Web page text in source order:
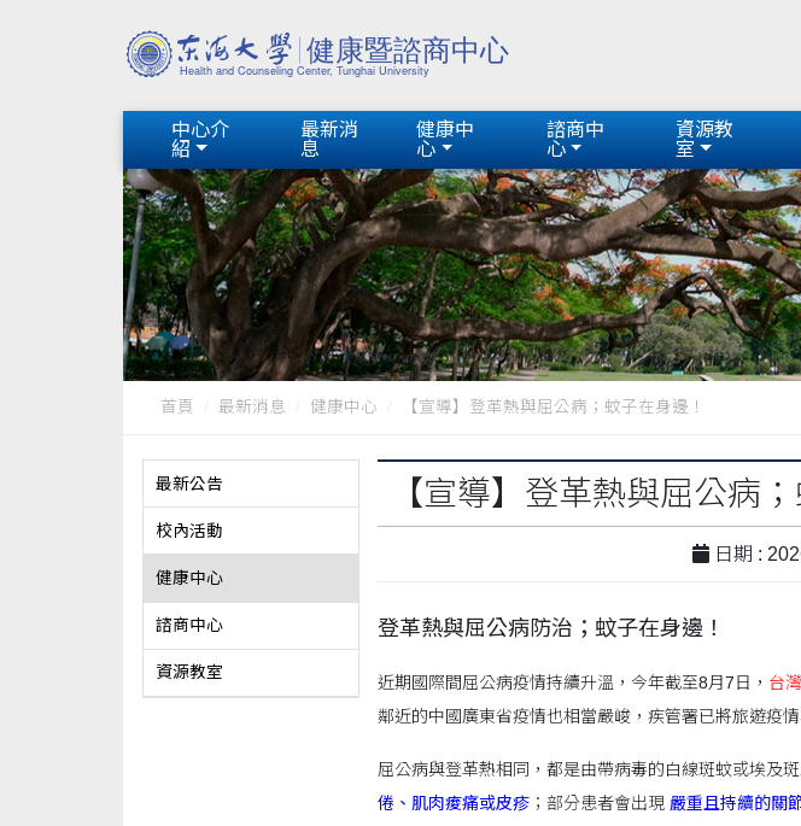
中心介
紹
最新消
息
健康中
心
諮商中
心
資源教
室
首頁 最新消息 健康中心 【宣導】登革熱與屈公病；蚊子在身邊！
最新公告
校內活動
健康中心
諮商中心
資源教室
【宣導】登革熱與屈公病
日期 :
登革熱與屈公病防治；蚊子在身邊！
近期國際間屈公病疫情持續升溫，今年截至8月7日， 台
鄰近的中國廣東省疫情也相當嚴峻，疾管署已將旅遊疫
屈公病與登革熱相同，都是由帶病毒的白線斑蚊或埃及
倦、肌肉痠痛或皮疹 ；部分患者會出現 嚴重且持續的關